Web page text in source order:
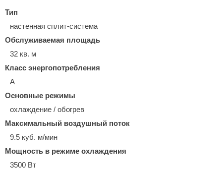
Тип
настенная сплит-система
Обслуживаемая площадь
32 кв. м
Класс энергопотребления
A
Основные режимы
охлаждение / обогрев
Максимальный воздушный поток
9.5 куб. м/мин
Мощность в режиме охлаждения
3500 Вт